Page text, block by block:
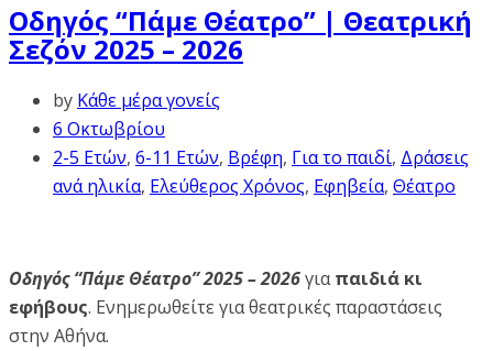
Οδηγός “Πάμε Θέατρο” | Θεατρική
Σεζόν 2025 – 2026
by Κάθε μέρα γονείς
6 Οκτωβρίου
2-5 Ετών, 6-11 Ετών, Βρέφη, Για το παιδί, Δράσεις
ανά ηλικία, Ελεύθερος Χρόνος, Εφηβεία, Θέατρο
Οδηγός “Πάμε Θέατρο” 2025 – 2026γιαπαιδιά κι
εφήβους. Ενημερωθείτε για θεατρικές παραστάσεις
στην Αθήνα.